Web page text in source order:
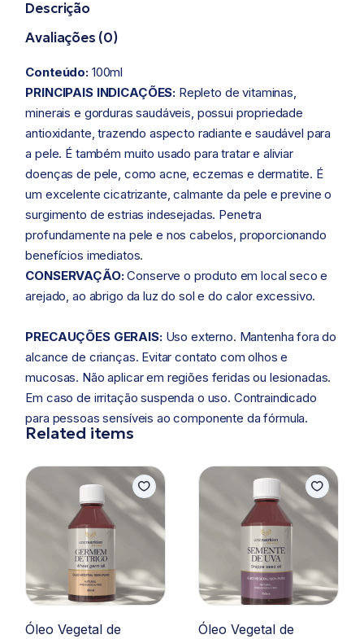
Descrição
Avaliações (0)
Conteúdo: 100ml
PRINCIPAIS INDICAÇÕES: Repleto de vitaminas,
minerais e gorduras saudáveis, possui propriedade
antioxidante, trazendo aspecto radiante e saudável para
a pele. É também muito usado para tratar e aliviar
doenças de pele, como acne, eczemas e dermatite. É
um excelente cicatrizante, calmante da pele e previne o
surgimento de estrias indesejadas. Penetra
profundamente na pele e nos cabelos, proporcionando
benefícios imediatos.
CONSERVAÇÃO:Conserve o produto em local seco e
arejado, ao abrigo da luz do sol e do calor excessivo.
PRECAUÇÕES GERAIS: Uso externo. Mantenha fora do
alcance de crianças. Evitar contato com olhos e
mucosas. Não aplicar em regiões feridas ou lesionadas.
Em caso de irritação suspenda o uso. Contraindicado
para pessoas sensíveis ao componente da fórmula.
Related items
Óleo Vegetal de
Óleo Vegetal de